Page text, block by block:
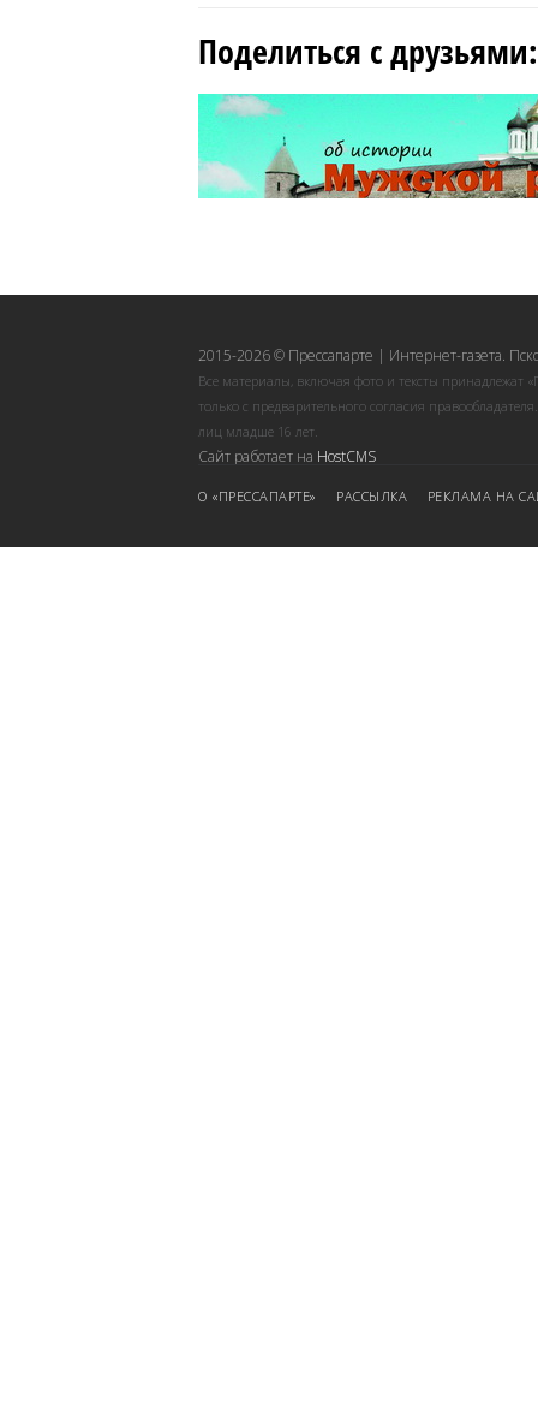
Поделиться с друзьями:
2015-2026 © Прессапарте | Интернет-газета.
Все материалы, включая фото и тексты принадлежат
только с предварительного согласия
лиц младше 16 лет.
Сайт работает на HostCMS
О «ПРЕССАПАРТЕ» РАССЫЛКА РЕКЛАМА НА